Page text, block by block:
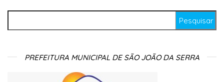
PREFEITURA MUNICIPAL DE SÃO JOÃO DA SERRA